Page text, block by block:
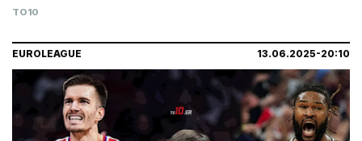
TO10
EUROLEAGUE 13.06.2025-20:10